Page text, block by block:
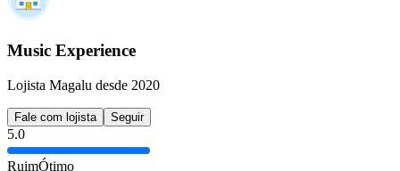
Music Experience
Lojista Magalu desde 2020
Fale com lojista Seguir
5.0
RuimÓtimo